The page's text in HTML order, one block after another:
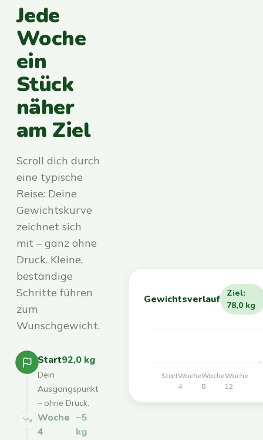
Jede
Woche
ein
Stück
näher
am Ziel
Scroll dich durch
eine typische
Reise: Deine
Gewichtskurve
zeichnet sich
mit – ganz ohne
Druck. Kleine,
beständige
Schritte führen
zum
Wunschgewicht.
Start92,0 kg
Dein
Ausgangspunkt
– ohne Druck.
Woche
4
−5
kg
Gewichtsverlauf
Ziel:
78,0 kg
StartWoche
4
Woche
8
Woche
12